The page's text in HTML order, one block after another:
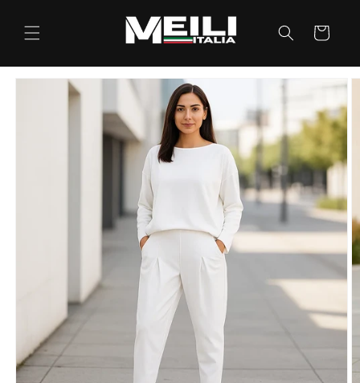
ai contenuti
Carrello
Passa alle
informazioni
sul prodotto